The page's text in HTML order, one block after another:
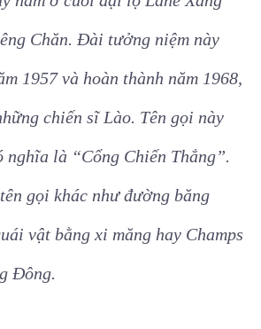
Famtrip thăm quan tại Khải